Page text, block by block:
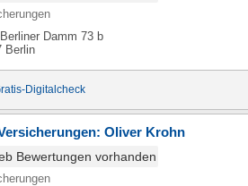
Damm 73 b
Berlin
Digitalcheck
Oliver Krohn
Bewertungen vorhanden